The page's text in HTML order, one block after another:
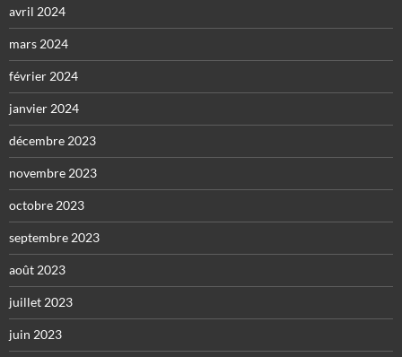
avril 2024
mars 2024
février 2024
janvier 2024
décembre 2023
novembre 2023
octobre 2023
septembre 2023
août 2023
juillet 2023
juin 2023